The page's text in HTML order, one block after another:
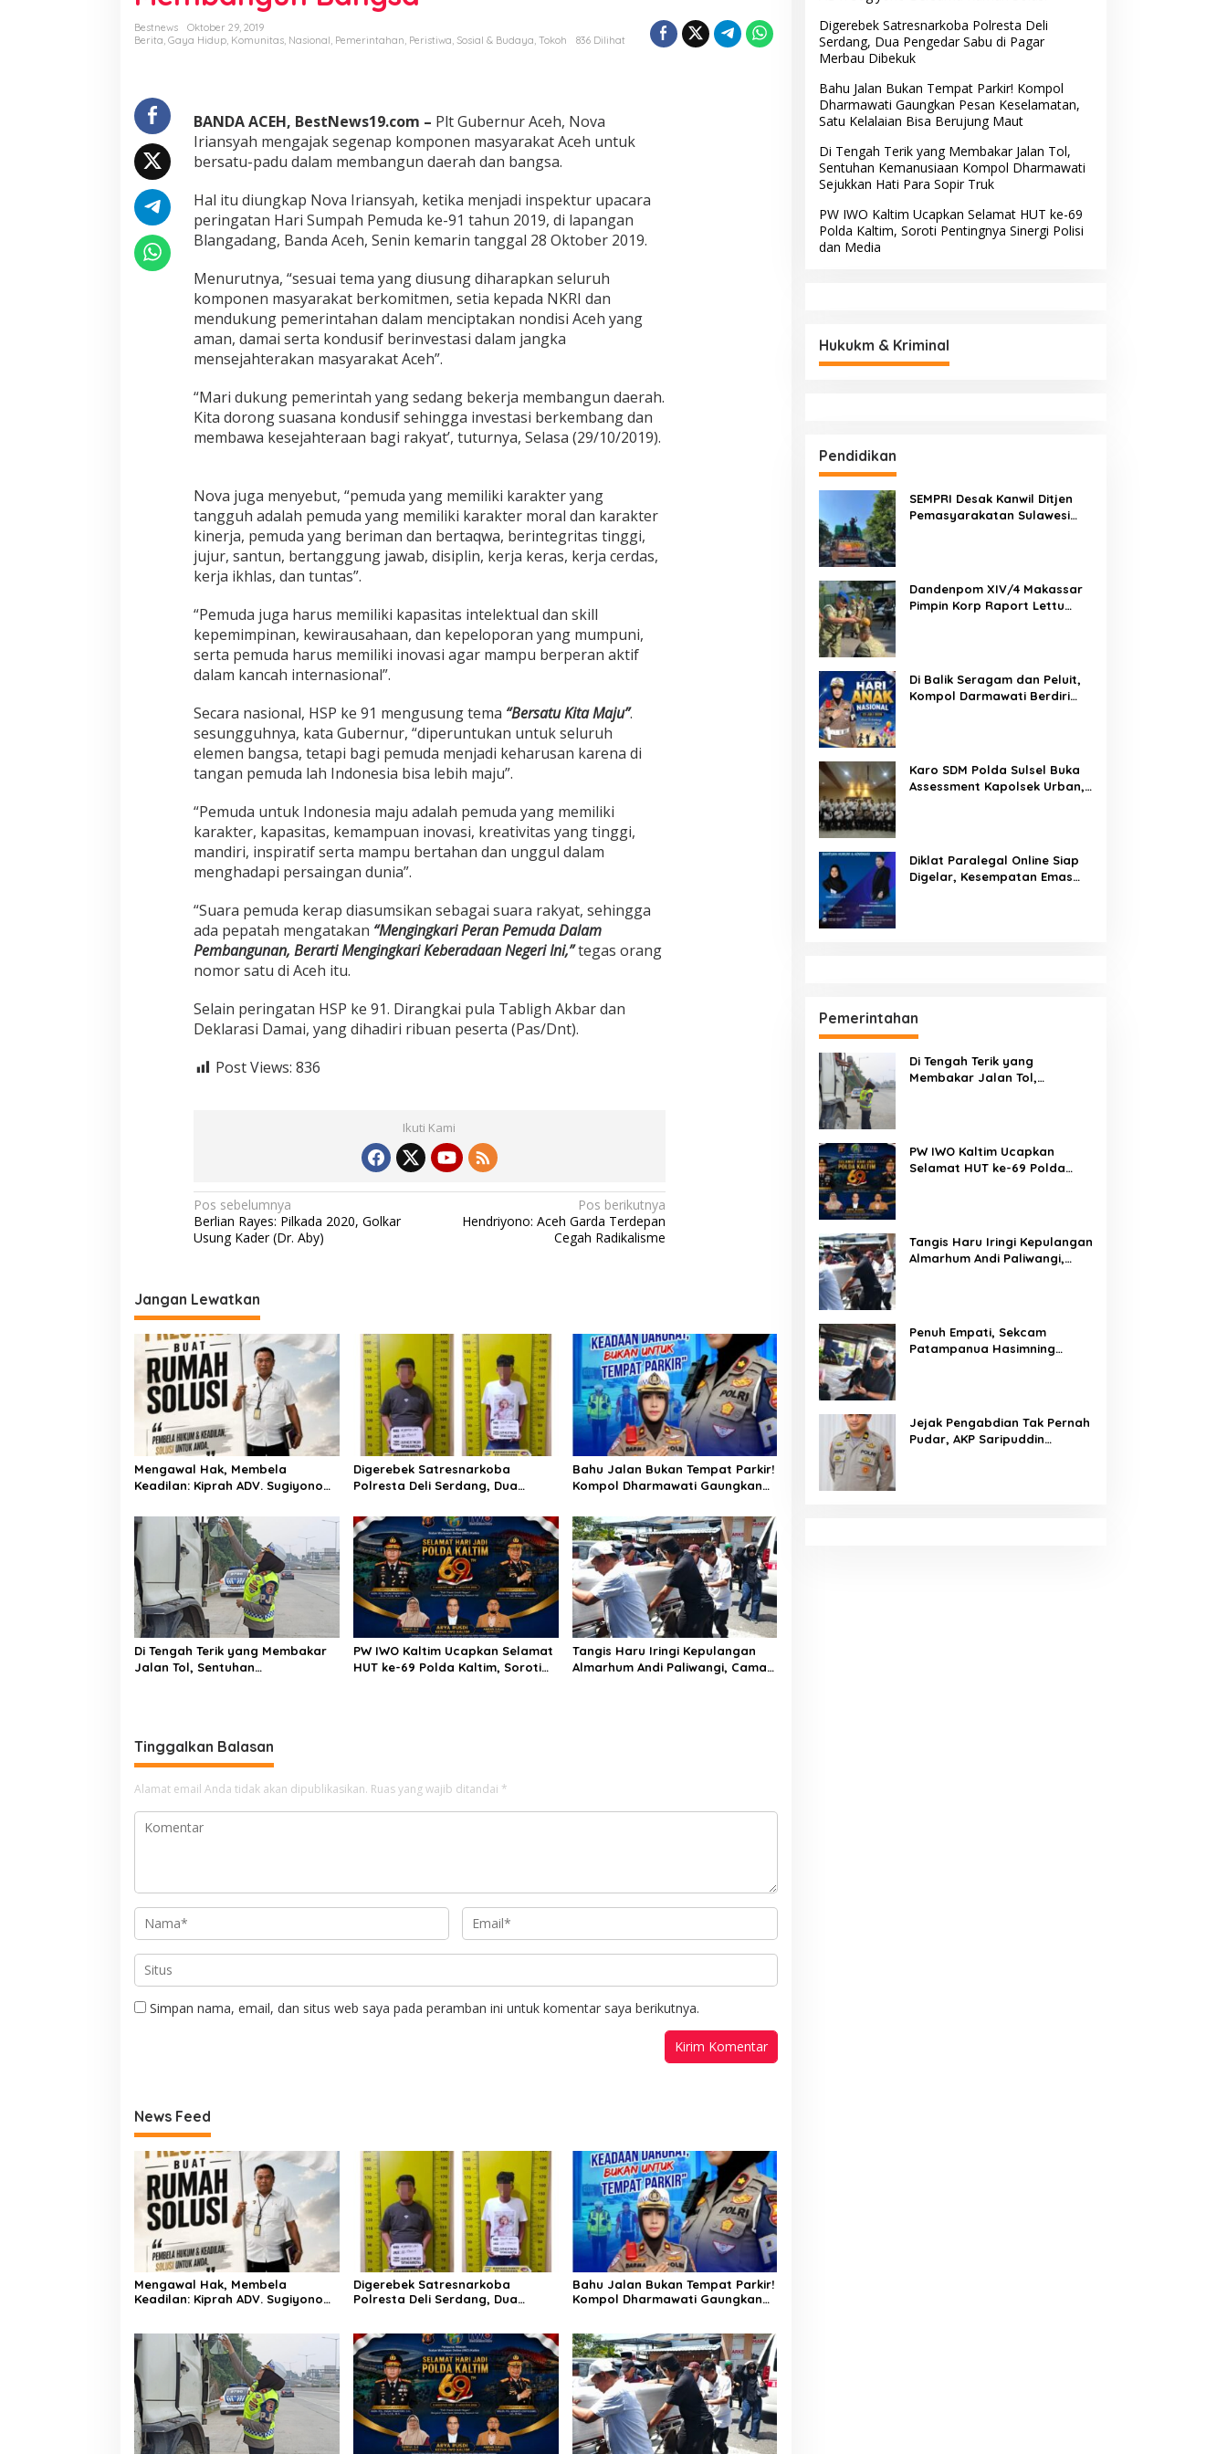
b
e
r
S
u
p
h
P
e
d
a
M
o
m
e
t
u
m
b
a
n
g
u
n
a
n
s
a
Bestnews
Oktober 29, 2019
Berita, Gaya Hidup, Komunitas, Nasional, Pemerintahan, Peristiwa, Sosial & Budaya, Tokoh 836 Dilihat
BANDA ACEH, BestNews19.com – Plt Gubernur Aceh, Nova
Iriansyah mengajak segenap komponen masyarakat Aceh untuk
bersatu-padu dalam membangun daerah dan bangsa.
Hal itu diungkap Nova Iriansyah, ketika menjadi inspektur upacara
peringatan Hari Sumpah Pemuda ke-91 tahun 2019, di lapangan
Blangadang, Banda Aceh, Senin kemarin tanggal 28 Oktober 2019.
Menurutnya, “sesuai tema yang diusung diharapkan seluruh
komponen masyarakat berkomitmen, setia kepada NKRI dan
mendukung pemerintahan dalam menciptakan nondisi Aceh yang
aman, damai serta kondusif berinvestasi dalam jangka
mensejahterakan masyarakat Aceh”.
“Mari dukung pemerintah yang sedang bekerja membangun daerah.
Kita dorong suasana kondusif sehingga investasi berkembang dan
membawa kesejahteraan bagi rakyat’, tuturnya, Selasa (29/10/2019).
Nova juga menyebut, “pemuda yang memiliki karakter yang
tangguh adalah pemuda yang memiliki karakter moral dan karakter
kinerja, pemuda yang beriman dan bertaqwa, berintegritas tinggi,
jujur, santun, bertanggung jawab, disiplin, kerja keras, kerja cerdas,
kerja ikhlas, dan tuntas”.
“Pemuda juga harus memiliki kapasitas intelektual dan skill
kepemimpinan, kewirausahaan, dan kepeloporan yang mumpuni,
serta pemuda harus memiliki inovasi agar mampu berperan aktif
dalam kancah internasional”.
Secara nasional, HSP ke 91 mengusung tema “Bersatu Kita Maju”.
sesungguhnya, kata Gubernur, “diperuntukan untuk seluruh
elemen bangsa, tetapi bagi pemuda menjadi keharusan karena di
tangan pemuda lah Indonesia bisa lebih maju”.
“Pemuda untuk Indonesia maju adalah pemuda yang memiliki
karakter, kapasitas, kemampuan inovasi, kreativitas yang tinggi,
mandiri, inspiratif serta mampu bertahan dan unggul dalam
menghadapi persaingan dunia”.
“Suara pemuda kerap diasumsikan sebagai suara rakyat, sehingga
ada pepatah mengatakan “Mengingkari Peran Pemuda Dalam
Pembangunan, Berarti Mengingkari Keberadaan Negeri Ini,”tegas orang
nomor satu di Aceh itu.
Selain peringatan HSP ke 91. Dirangkai pula Tabligh Akbar dan
Deklarasi Damai, yang dihadiri ribuan peserta (Pas/Dnt).
Post Views: 836
Ikuti Kami
N
a
i
g
a
s
i
p
o
s
Pos sebelumnya
Berlian Rayes: Pilkada 2020, Golkar
Usung Kader (Dr. Aby)
Pos berikutnya
Hendriyono: Aceh Garda Terdepan
Cegah Radikalisme
Jangan Lewatkan
Mengawal Hak, Membela
Keadilan: Kiprah ADV. Sugiyono
Digerebek Satresnarkoba
Polresta Deli Serdang, Dua
Dibekuk
Bahu Jalan Bukan Tempat Parkir!
Kompol Dharmawati Gaungkan
Kelalaian Bisa Berujung Maut
Di Tengah Terik yang Membakar
Jalan Tol, Sentuhan
PW IWO Kaltim Ucapkan Selamat
HUT ke-69 Polda Kaltim, Soroti
Tangis Haru Iringi Kepulangan
Almarhum Andi Paliwangi, Camat
Tinggalkan Balasan
Alamat email Anda tidak akan dipublikasikan. Ruas yang wajib ditandai *
Simpan nama, email, dan situs web saya pada peramban ini untuk komentar saya berikutnya.
News Feed
Mengawal Hak, Membela
Keadilan: Kiprah ADV. Sugiyono
Digerebek Satresnarkoba
Polresta Deli Serdang, Dua
Bahu Jalan Bukan Tempat Parkir!
Kompol Dharmawati Gaungkan
Digerebek Satresnarkoba Polresta Deli
Serdang, Dua Pengedar Sabu di Pagar
Merbau Dibekuk
Bahu Jalan Bukan Tempat Parkir! Kompol
Dharmawati Gaungkan Pesan Keselamatan,
Satu Kelalaian Bisa Berujung Maut
Di Tengah Terik yang Membakar Jalan Tol,
Sentuhan Kemanusiaan Kompol Dharmawati
Sejukkan Hati Para Sopir Truk
PW IWO Kaltim Ucapkan Selamat HUT ke-69
Polda Kaltim, Soroti Pentingnya Sinergi Polisi
dan Media
Hukukm & Kriminal
Pendidikan
SEMPRI Desak Kanwil Ditjen
Pemasyarakatan Sulawesi
Dandenpom XIV/4 Makassar
Pimpin Korp Raport Lettu
Di Balik Seragam dan Peluit,
Kompol Darmawati Berdiri
Karo SDM Polda Sulsel Buka
Assessment Kapolsek Urban,
Diklat Paralegal Online Siap
Digelar, Kesempatan Emas
Pemerintahan
Di Tengah Terik yang
Membakar Jalan Tol,
PW IWO Kaltim Ucapkan
Selamat HUT ke-69 Polda
Tangis Haru Iringi Kepulangan
Almarhum Andi Paliwangi,
Jenazah di Rumah Duka
Penuh Empati, Sekcam
Patampanua Hasimning
Jejak Pengabdian Tak Pernah
Pudar, AKP Saripuddin